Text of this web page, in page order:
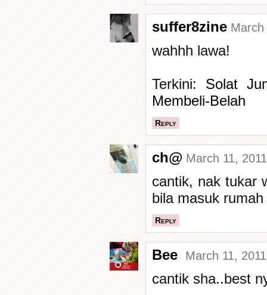
suffer8zine March
wahhh lawa!
Terkini: Solat
Membeli-Belah
Reply
ch@ March 11,
cantik, nak tukar
bila masuk
Reply
Bee March 11,
cantik sha..best